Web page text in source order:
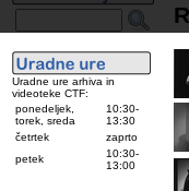
Uradne ure arhiva in
videoteke CTF:
ponedeljek,
torek, sreda
10:30-
13:30
četrtek
zaprto
petek
10:30-
13:00